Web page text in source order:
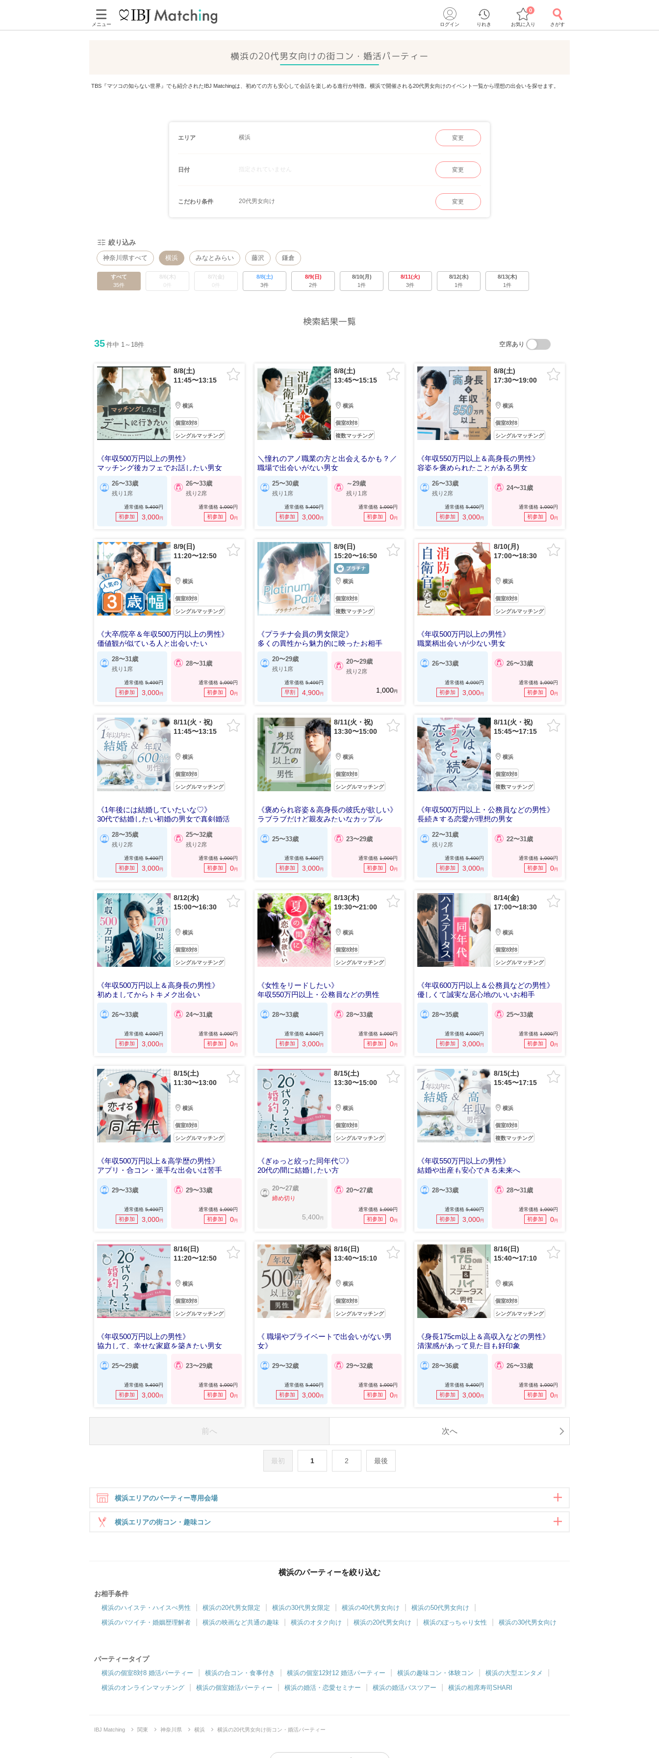
メニュー ログイン りれき お気に入り
0
さがす
横浜の20代男女向けの街コン・婚活パーティー
TBS『マツコの知らない世界』でも紹介されたIBJ Matchingは、初めての方も安心して会話を楽しめる進行が特徴。横浜で開催される20代男女向けのイベント一覧から理想の出会いを探せます。
エリア 横浜 変更
日付 指定されていません 変更
こだわり条件 20代男女向け 変更
絞り込み
神奈川県すべて 横浜 みなとみらい 藤沢 鎌倉
すべて
35件
8/6(木)
0件
8/7(金)
0件
8/8(土)
3件
8/9(日)
2件
8/10(月)
1件
8/11(火)
3件
8/12(水)
1件
8/13(木)
1件
検索結果一覧
35 件中 1～18件 空席あり
8/8(土)
11:45〜13:15
横浜
個室8対8
シングルマッチング
《年収500万円以上の男性》
マッチング後カフェでお話したい男女
26〜33歳
残り1席
通常価格5,400円
初参加 3,000円
26〜33歳
残り2席
通常価格1,000円
初参加 0円
8/8(土)
13:45〜15:15
横浜
個室8対8
複数マッチング
＼憧れのアノ職業の方と出会えるかも？／
職場で出会いがない男女
25〜30歳
残り1席
通常価格 5,400円
初参加 3,000円
～29歳
残り1席
通常価格1,000円
初参加 0円
8/8(土)
17:30〜19:00
横浜
個室8対8
シングルマッチング
《年収550万円以上＆高身長の男性》
容姿を褒められたことがある男女
26〜33歳
残り2席
通常価格5,400円
初参加 3,000円
24〜31歳
通常価格 1,000円
初参加 0円
8/9(日)
11:20〜12:50
横浜
個室8対8
シングルマッチング
《大卒/院卒＆年収500万円以上の男性》
価値観が似ている人と出会いたい
28〜31歳
残り1席
通常価格5,400円
初参加 3,000円
28〜31歳
通常価格1,000円
初参加 0円
8/9(日)
15:20〜16:50
横浜
個室8対8
複数マッチング
《プラチナ会員の男女限定》
多くの異性から魅力的に映ったお相手
20〜29歳
残り1席
通常価格 5,400円
早割 4,900円
20〜29歳
残り2席
1,000円
8/10(月)
17:00〜18:30
横浜
個室8対8
シングルマッチング
《年収500万円以上の男性》
職業柄出会いが少ない男女
26〜33歳
通常価格4,000円
初参加 3,000円
26〜33歳
通常価格 1,000円
初参加 0円
8/11(火・祝)
11:45〜13:15
横浜
個室8対8
シングルマッチング
《1年後には結婚していたいな♡》
30代で結婚したい初婚の男女で真剣婚活
28〜35歳
残り2席
通常価格5,400円
初参加 3,000円
25〜32歳
残り2席
通常価格1,000円
初参加 0円
8/11(火・祝)
13:30〜15:00
横浜
個室8対8
シングルマッチング
《褒められ容姿＆高身長の彼氏が欲しい》
ラブラブだけど親友みたいなカップル
25〜33歳
通常価格 5,400円
初参加 3,000円
23〜29歳
通常価格1,000円
初参加 0円
8/11(火・祝)
15:45〜17:15
横浜
個室8対8
複数マッチング
《年収500万円以上・公務員などの男性》
長続きする恋愛が理想の男女
22〜31歳
残り2席
通常価格5,400円
初参加 3,000円
22〜31歳
通常価格 1,000円
初参加 0円
8/12(水)
15:00〜16:30
横浜
個室8対8
シングルマッチング
《年収500万円以上＆高身長の男性》
初めましてからトキメク出会い
26〜33歳
通常価格4,000円
初参加 3,000円
24〜31歳
通常価格1,000円
初参加 0円
8/13(木)
19:30〜21:00
横浜
個室8対8
シングルマッチング
《女性をリードしたい》
年収550万円以上・公務員などの男性
28〜33歳
通常価格 4,500円
初参加 3,000円
28〜33歳
通常価格1,000円
初参加 0円
8/14(金)
17:00〜18:30
横浜
個室8対8
シングルマッチング
《年収600万円以上＆公務員などの男性》
優しくて誠実な居心地のいいお相手
28〜35歳
通常価格4,000円
初参加 3,000円
25〜33歳
通常価格 1,000円
初参加 0円
8/15(土)
11:30〜13:00
横浜
個室8対8
シングルマッチング
《年収500万円以上＆高学歴の男性》
アプリ・合コン・派手な出会いは苦手
29〜33歳
通常価格5,400円
初参加 3,000円
29〜33歳
通常価格1,000円
初参加 0円
8/15(土)
13:30〜15:00
横浜
個室8対8
シングルマッチング
《ぎゅっと絞った同年代♡》
20代の間に結婚したい方
20〜27歳
締め切り
5,400 円
20〜27歳
通常価格1,000円
初参加 0円
8/15(土)
15:45〜17:15
横浜
個室8対8
複数マッチング
《年収550万円以上の男性》
結婚や出産も安心できる未来へ
28〜33歳
通常価格5,400円
初参加 3,000円
28〜31歳
通常価格 1,000円
初参加 0円
8/16(日)
11:20〜12:50
横浜
個室8対8
シングルマッチング
《年収500万円以上の男性》
協力して、幸せな家庭を築きたい男女
25〜29歳
通常価格5,400円
初参加 3,000円
23〜29歳
通常価格1,000円
初参加 0円
8/16(日)
13:40〜15:10
横浜
個室8対8
シングルマッチング
《 職場やプライベートで出会いがない男
女》
29〜32歳
通常価格 5,400円
初参加 3,000円
29〜32歳
通常価格1,000円
初参加 0円
8/16(日)
15:40〜17:10
横浜
個室8対8
シングルマッチング
《身長175cm以上＆高収入などの男性》
清潔感があって見た目も好印象
28〜36歳
通常価格5,400円
初参加 3,000円
26〜33歳
通常価格 1,000円
初参加 0円
前へ 次へ
最初 1 2 最後
横浜エリアのパーティー専用会場
ドキドキする”しかけ”をたっぷりご用意！
横浜エリアの街コン・趣味コン
6対6～｜同じ趣味のお相手と出会える
横浜のパーティーを絞り込む
お相手条件
横浜のハイステ・ハイスぺ男性 横浜の20代男女限定 横浜の30代男女限定 横浜の40代男女向け
横浜の50代男女向け
横浜のバツイチ・婚姻歴理解者
横浜の映画など共通の趣味 横浜のオタク向け 横浜の20代男女向け 横浜のぽっちゃり女性 横浜の30代男女向け
パーティータイプ
横浜の個室8対8 婚活パーティー 横浜の合コン・食事付き 横浜の個室12対12 婚活パーティー 横浜の趣味コン・体験コン
横浜の大型エンタメ
横浜のオンラインマッチング
横浜の個室婚活パーティー 横浜の婚活・恋愛セミナー 横浜の婚活バスツアー 横浜の相席寿司SHARI
IBJ Matching 関東 神奈川県 横浜 横浜の20代男女向け街コン・婚活パーティー